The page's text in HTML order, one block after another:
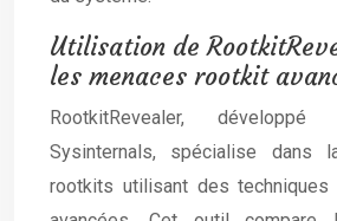
Utilisation de
les menaces rootkit
RootkitRevealer,
Sysinternals, spécialise dans
rootkits utilisant des techniques